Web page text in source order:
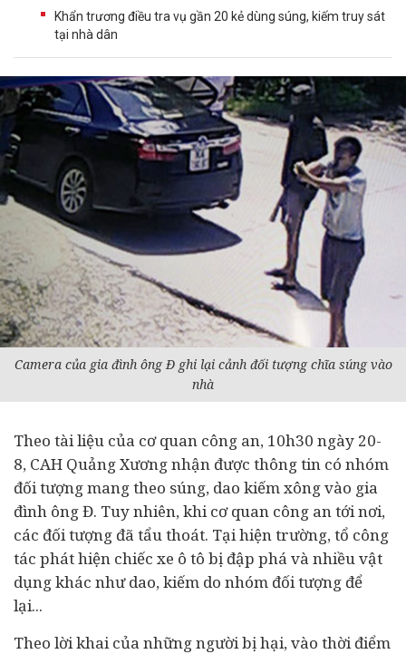
Khẩn trương điều tra vụ gần 20 kẻ dùng súng, kiếm truy sát
tại nhà dân
Camera của gia đình ông Đ ghi lại cảnh đối tượng chĩa súng vào
nhà
Theo tài liệu của cơ quan công an, 10h30 ngày 20-
8, CAH Quảng Xương nhận được thông tin có nhóm
đối tượng mang theo súng, dao kiếm xông vào gia
đình ông Đ. Tuy nhiên, khi cơ quan công an tới nơi,
các đối tượng đã tẩu thoát. Tại hiện trường, tổ công
tác phát hiện chiếc xe ô tô bị đập phá và nhiều vật
dụng khác như dao, kiếm do nhóm đối tượng để
lại...
Theo lời khai của những người bị hại, vào thời điểm